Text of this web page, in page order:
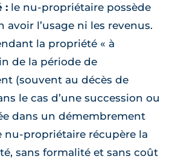
: le nu-propriétaire possède
avoir l’usage ni les revenus.
la propriété « à
de la période de
(souvent au décès de
le cas d’une succession ou
dans un démembrement
nu-propriétaire récupère la
sans formalité et sans coût